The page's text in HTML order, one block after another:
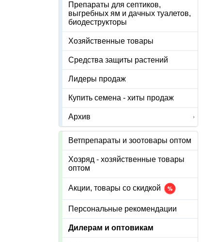
Препараты для септиков,
выгребных ям и дачных туалетов,
биодеструкторы
Хозяйственные товары
Средства защиты растений
Лидеры продаж
Купить семена - хиты продаж
Архив
Ветпрепараты и зоотовары оптом
Хозряд - хозяйственные товары
оптом
Акции, товары со скидкой
Персональные рекомендации
Дилерам и оптовикам